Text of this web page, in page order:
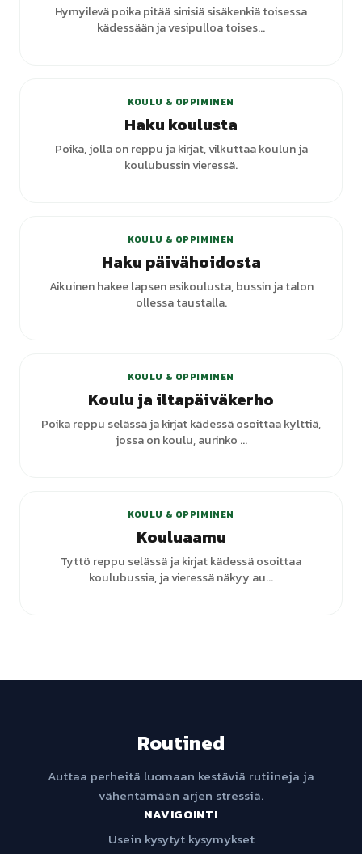
Hymyilevä poika pitää sinisiä sisäkenkiä toisessa
kädessään ja vesipulloa toises...
KOULU & OPPIMINEN
Haku koulusta
Poika, jolla on reppu ja kirjat, vilkuttaa koulun ja
koulubussin vieressä.
KOULU & OPPIMINEN
Haku päivähoidosta
Aikuinen hakee lapsen esikoulusta, bussin ja talon
ollessa taustalla.
KOULU & OPPIMINEN
Koulu ja iltapäiväkerho
Poika reppu selässä ja kirjat kädessä osoittaa kylttiä,
jossa on koulu, aurinko ...
KOULU & OPPIMINEN
Kouluaamu
Tyttö reppu selässä ja kirjat kädessä osoittaa
koulubussia, ja vieressä näkyy au...
Routined
Auttaa perheitä luomaan kestäviä rutiineja ja
vähentämään arjen stressiä.
NAVIGOINTI
Usein kysytyt kysymykset